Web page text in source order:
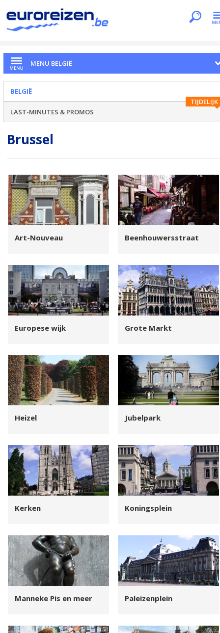
MENU BELGIË
BELGIË
TIJDELIJK
LAST-MINUTES & PROMOS
Brussel
Art-Nouveau Beenhouwersstraat
Europese wijk Grote Markt
Heizel Jubelpark
Kerken Koningsplein
Manneke Pis en meer Paleizenplein